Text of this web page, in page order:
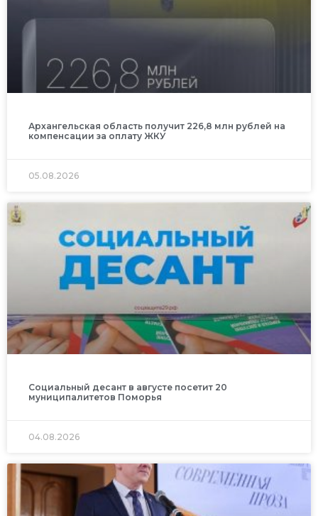
Архангельская область получит 226,8 млн рублей на
компенсации за оплату ЖКУ
05.08.2026
Социальный десант в августе посетит 20
муниципалитетов Поморья
04.08.2026